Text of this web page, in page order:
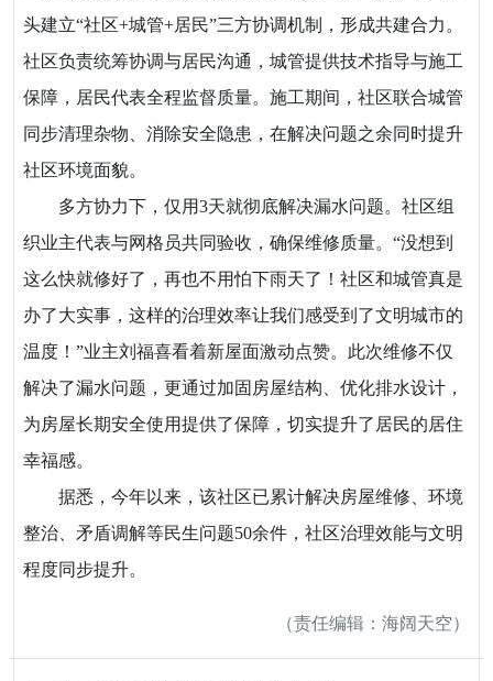
头建立“社区+城管+居民”三方协调机制，形成共建合力。
社区负责统筹协调与居民沟通，城管提供技术指导与施工
保障，居民代表全程监督质量。施工期间，社区联合城管
同步清理杂物、消除安全隐患，在解决问题之余同时提升
社区环境面貌。
多方协力下，仅用3天就彻底解决漏水问题。社区组
织业主代表与网格员共同验收，确保维修质量。“没想到
这么快就修好了，再也不用怕下雨天了！社区和城管真是
办了大实事，这样的治理效率让我们感受到了文明城市的
温度！”业主刘福喜看着新屋面激动点赞。此次维修不仅
解决了漏水问题，更通过加固房屋结构、优化排水设计，
为房屋长期安全使用提供了保障，切实提升了居民的居住
幸福感。
据悉，今年以来，该社区已累计解决房屋维修、环境
整治、矛盾调解等民生问题50余件，社区治理效能与文明
程度同步提升。
（责任编辑：海阔天空）